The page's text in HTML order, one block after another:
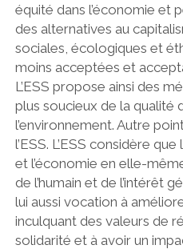
équité dans l’économie et
des alternatives au
sociales, écologiques et
moins acceptées et
L’ESS propose ainsi des
plus soucieux de la qualité
l’environnement. Autre
l’ESS. L’ESS considère
et l’économie en elle-
de l’humain et de l’intérêt
lui aussi vocation à
inculquant des valeurs de
solidarité et à avoir un